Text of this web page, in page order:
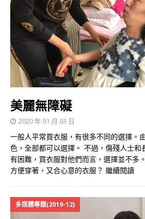
美麗無障礙
2020 年 01 月 03 日
一般人平常買衣服，有很多不同的選擇。
色，全部都可以選擇。 不過，傷殘人士和
有困難，買衣服對他們而言，選擇並不多
方便穿著，又合心意的衣服？ 繼續閱讀
多媒體專題(2019-12)